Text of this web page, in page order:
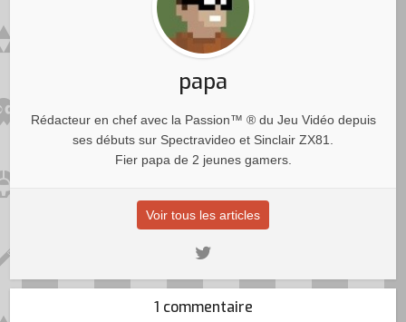
papa
Rédacteur en chef avec la Passion™ ® du Jeu Vidéo depuis
ses débuts sur Spectravideo et Sinclair ZX81.
Fier papa de 2 jeunes gamers.
Voir tous les articles
1 commentaire